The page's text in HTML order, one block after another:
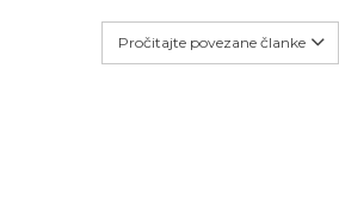
Pročitajte povezane članke